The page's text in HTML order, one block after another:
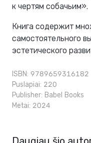
к чертям собачьим».
Книга содержит
самостоятельного
эстетического
ISBN: 9789659316182
Puslapiai: 220
Publisher: Babel Books
Metai: 2024